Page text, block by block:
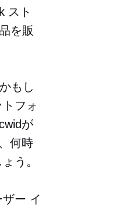
スト
を販
もし
フォ
が
何時
う。
ー イ